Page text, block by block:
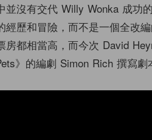
並沒有交代 Willy Wonka 成功
經歷和冒險，而不是一個全改
房都相當高，而今次 David
》的編劇 Simon Rich 撰寫劇